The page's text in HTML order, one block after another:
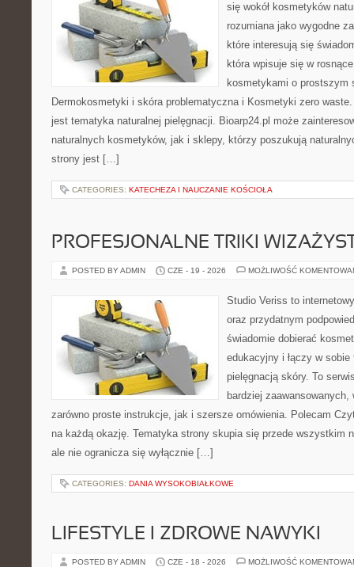
się wokół kosmetyków
rozumiana jako wygodne
które interesują się
która wpisuje się w
kosmetykami o prostszym
Dermokosmetyki i skóra problematyczna i Kosmetyki zero
jest tematyka naturalnej pielęgnacji. Bioarp24.pl może
naturalnych kosmetyków, jak i sklepy, którzy poszukują
strony jest […]
CATEGORIES: KATECHEZA I NAUCZANIE KOŚCIOŁA
PROFESJONALNE TRIKI
POSTED BY ADMIN CZE - 19 - 2026 MOŻLIWOŚĆ
Studio Veriss to
oraz przydatnym
świadomie dobierać
edukacyjny i łączy w
pielęgnacją skóry. To
bardziej
zarówno proste instrukcje, jak i szersze omówienia. Polecam
na każdą okazję. Tematyka strony skupia się przede wszystkim
ale nie ogranicza się wyłącznie […]
CATEGORIES: DANIA WYSOKOBIAŁKOWE
LIFESTYLE I ZDROWE NAWYKI
POSTED BY ADMIN CZE - 18 - 2026 MOŻLIWOŚĆ